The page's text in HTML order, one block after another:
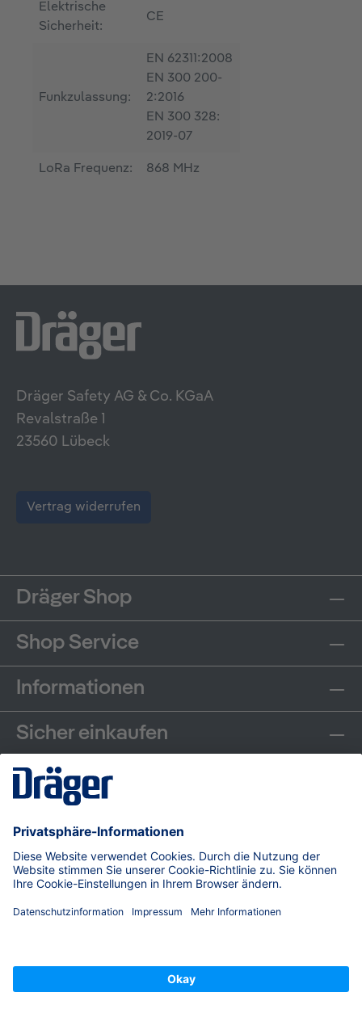
Elektrische
Sicherheit:
CE
Funkzulassung:
EN 62311:2008
EN 300 200-
2:2016
EN 300 328:
2019-07
LoRa Frequenz: 868 MHz
Dräger Safety AG & Co. KGaA
Revalstraße 1
23560 Lübeck
Vertrag widerrufen
Dräger Shop
Shop Service
Informationen
Sicher einkaufen
Communities
Zahlungsarten
Versand
© Dräger Safety AG & Co. KGaA, 2026